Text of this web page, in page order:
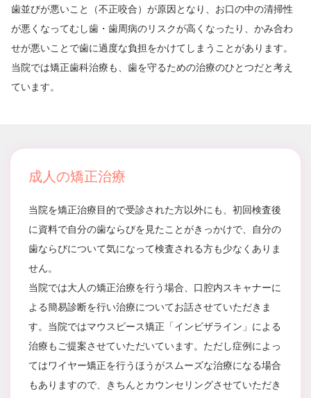
歯並びが悪いこと（不正咬合）が原因となり、お口の中の清掃性
が悪くなってむし歯・歯周病のリスクが高くなったり、かみ合わ
せが悪いことで歯に過度な負担をかけてしまうことがあります。
当院では矯正歯科治療も、歯を守るための治療のひとつだと考え
ています。
成人の矯正治療
当院を矯正治療目的で受診された方以外にも、初回検査後
に資料で自分の歯ならびを見たことがきっかけで、自分の
歯ならびについて気になって検査される方も少なくありま
せん。
当院では大人の矯正治療を行う場合、口腔内スキャナーに
よる簡易診断を行い治療についてお話させていただきま
す。当院ではマウスピース矯正「インビザライン」による
治療もご提案させていただいています。ただし症例によっ
てはワイヤー矯正を行うほうがスムーズな治療になる場合
もありますので、きちんとカウンセリングさせていただき